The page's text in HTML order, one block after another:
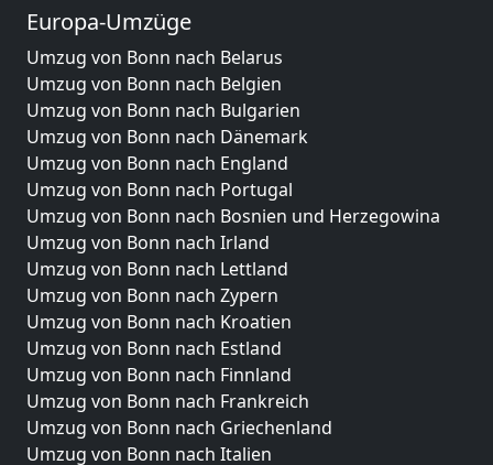
Europa-Umzüge
Umzug von Bonn nach Belarus
Umzug von Bonn nach Belgien
Umzug von Bonn nach Bulgarien
Umzug von Bonn nach Dänemark
Umzug von Bonn nach England
Umzug von Bonn nach Portugal
Umzug von Bonn nach Bosnien und Herzegowina
Umzug von Bonn nach Irland
Umzug von Bonn nach Lettland
Umzug von Bonn nach Zypern
Umzug von Bonn nach Kroatien
Umzug von Bonn nach Estland
Umzug von Bonn nach Finnland
Umzug von Bonn nach Frankreich
Umzug von Bonn nach Griechenland
Umzug von Bonn nach Italien